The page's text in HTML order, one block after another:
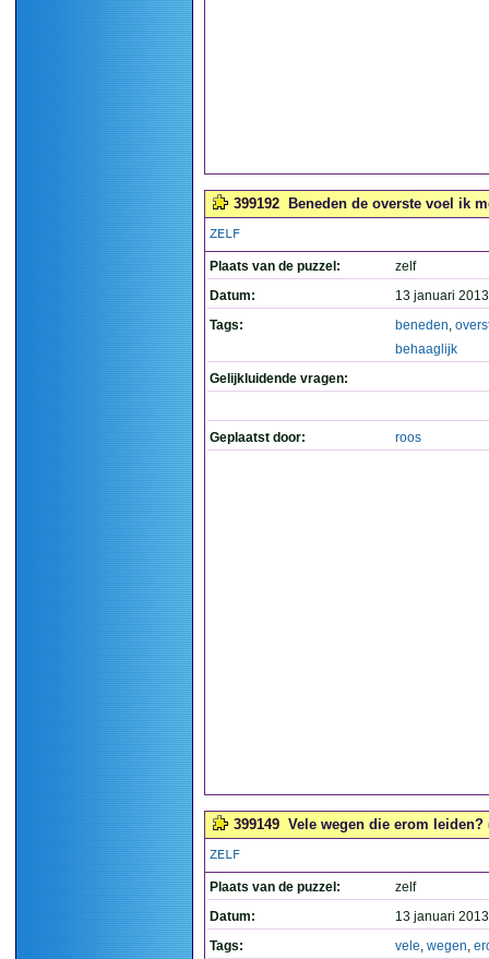
399192 Beneden de overste voel ik
ZELF
Plaats van de puzzel:
zelf
Datum:
13 januari
Tags:
beneden,
behaaglijk
Gelijkluidende vragen:
Geplaatst door: roos
399149 Vele wegen die erom leiden?
ZELF
Plaats van de puzzel:
zelf
Datum:
13 januari
Tags:
vele, wegen,